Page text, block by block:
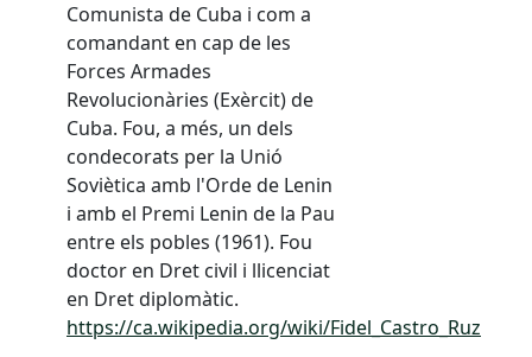
Comunista de Cuba i com a
comandant en cap de les
Forces Armades
Revolucionàries (Exèrcit) de
Cuba. Fou, a més, un dels
condecorats per la Unió
Soviètica amb l'Orde de Lenin
i amb el Premi Lenin de la Pau
entre els pobles (1961). Fou
doctor en Dret civil i llicenciat
en Dret diplomàtic.
https://ca.wikipedia.org/wiki/Fidel_Castro_Ruz